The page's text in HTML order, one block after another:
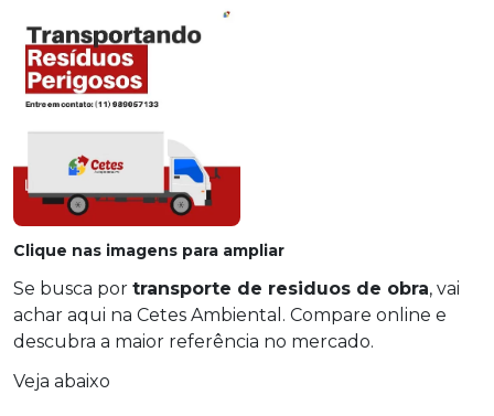
Clique nas imagens para ampliar
Se busca por transporte de residuos de obra, vai
achar aqui na Cetes Ambiental. Compare online e
descubra a maior referência no mercado.
Veja abaixo